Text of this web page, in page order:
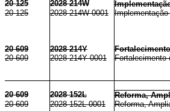
20 125 2028 214W
20 125
2028 214W 0001
20 609 2028 214Y
20 609
2028 214Y 0001 Fortalecimento
20 609 2028 152L
Reforma,
20 609
2028 152L 0001 Reforma,